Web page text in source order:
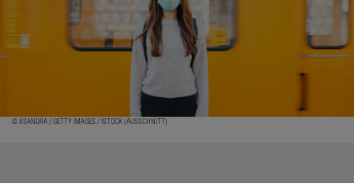
© XSANDRA / GETTY IMAGES / ISTOCK (AUSSCHNITT)